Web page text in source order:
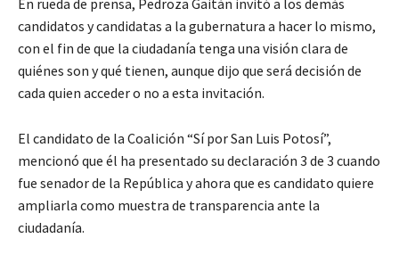
En rueda de prensa, Pedroza Gaitán invitó a los demás
candidatos y candidatas a la gubernatura a hacer lo mismo,
con el fin de que la ciudadanía tenga una visión clara de
quiénes son y qué tienen, aunque dijo que será decisión de
cada quien acceder o no a esta invitación.
El candidato de la Coalición “Sí por San Luis Potosí”,
mencionó que él ha presentado su declaración 3 de 3 cuando
fue senador de la República y ahora que es candidato quiere
ampliarla como muestra de transparencia ante la
ciudadanía.